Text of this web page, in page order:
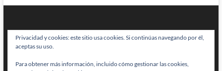
BRAINSTOMPING| Diseñado por:Theme Freesia|WordPress| © Todos
Privacidad y cookies: este sitio usa cookies. Si continúas navegando por él,
aceptas su uso.
Para obtener más información, incluido cómo gestionar las cookies,